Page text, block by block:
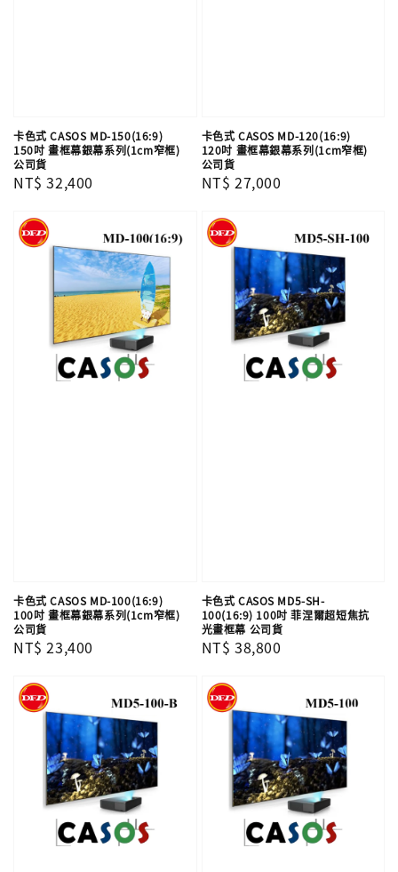
卡色式 CASOS MD-150(16:9)
150吋 畫框幕銀幕系列(1cm窄框)
公司貨
Regular
NT$ 32,400
卡色式 CASOS MD-120(16:9)
120吋 畫框幕銀幕系列(1cm窄框)
公司貨
Regular
NT$ 27,000
卡色式 CASOS MD-100(16:9)
100吋 畫框幕銀幕系列(1cm窄框)
公司貨
Regular
NT$ 23,400
卡色式 CASOS MD5-SH-
100(16:9) 100吋 菲涅爾超短焦抗
光畫框幕 公司貨
Regular
NT$ 38,800